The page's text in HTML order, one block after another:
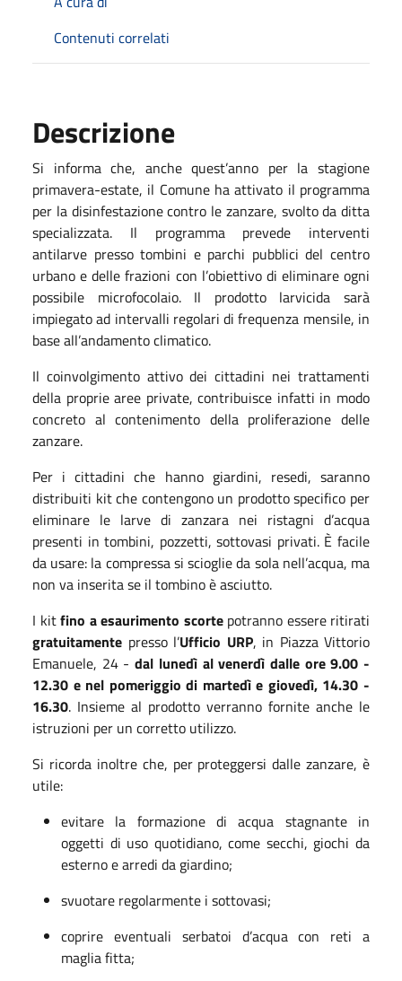
Contenuti correlati
Descrizione
Si informa che, anche quest’anno per la stagione
primavera-estate, il Comune ha attivato il programma
per la disinfestazione contro le zanzare, svolto da ditta
specializzata. Il programma prevede interventi
antilarve presso tombini e parchi pubblici del centro
urbano e delle frazioni con l’obiettivo di eliminare ogni
possibile microfocolaio. Il prodotto larvicida sarà
impiegato ad intervalli regolari di frequenza mensile, in
base all’andamento climatico.
Il coinvolgimento attivo dei cittadini nei trattamenti
della proprie aree private, contribuisce infatti in modo
concreto al contenimento della proliferazione delle
zanzare.
Per i cittadini che hanno giardini, resedi, saranno
distribuiti kit che contengono un prodotto specifico per
eliminare le larve di zanzara nei ristagni d’acqua
presenti in tombini, pozzetti, sottovasi privati. È facile
da usare: la compressa si scioglie da sola nell’acqua, ma
non va inserita se il tombino è asciutto.
I kitfino a esaurimento scortepotranno essere ritirati
gratuitamente presso l’Ufficio URP, in Piazza Vittorio
Emanuele, 24 -dal lunedì al venerdì dalle ore 9.00 -
12.30 e nel pomeriggio di martedì e giovedì, 14.30 -
16.30. Insieme al prodotto verranno fornite anche le
istruzioni per un corretto utilizzo.
Si ricorda inoltre che, per proteggersi dalle zanzare, è
utile:
evitare la formazione di acqua stagnante in
oggetti di uso quotidiano, come secchi, giochi da
esterno e arredi da giardino;
svuotare regolarmente i sottovasi;
coprire eventuali serbatoi d’acqua con reti a
maglia fitta;